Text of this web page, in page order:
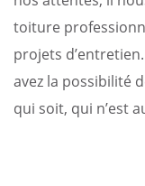
toiture
projets
avez la possibilité
qui soit, qui n’est